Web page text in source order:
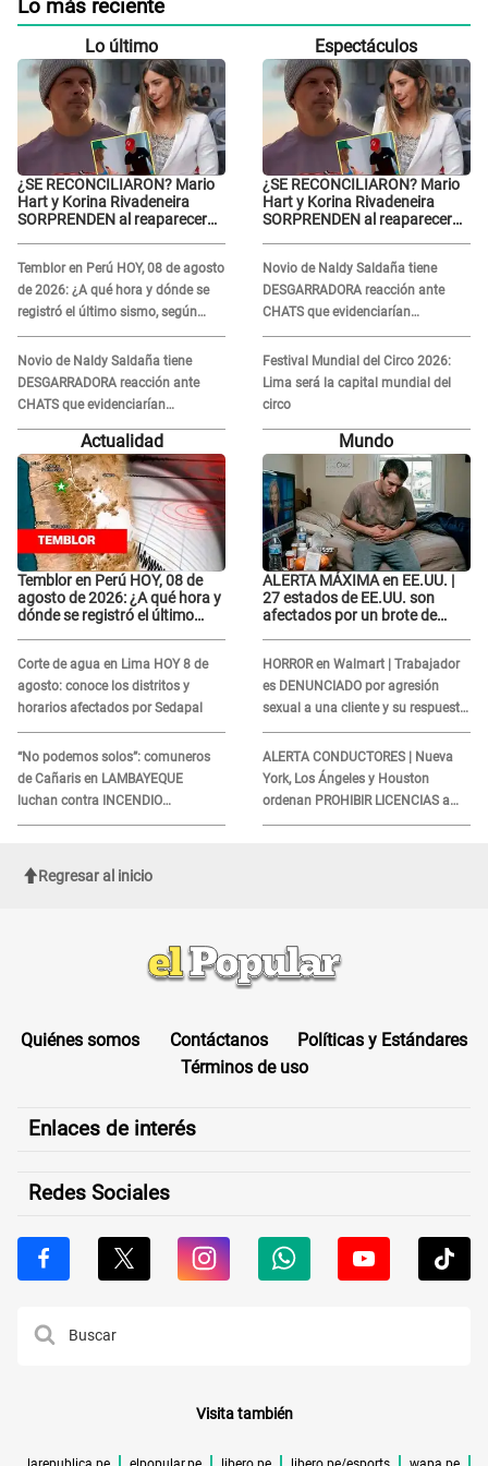
Lo más reciente
Lo último
¿SE RECONCILIARON? Mario
Hart y Korina Rivadeneira
SORPRENDEN al reaparecer
Temblor en Perú HOY, 08 de agosto
de 2026: ¿A qué hora y dónde se
registró el último sismo, según
IGP?
Novio de Naldy Saldaña tiene
DESGARRADORA reacción ante
CHATS que evidenciarían
INFIDELIDAD con animador de 'La
Bella Luz': "Se puso..."
Espectáculos
¿SE RECONCILIARON? Mario
Hart y Korina Rivadeneira
SORPRENDEN al reaparecer
Novio de Naldy Saldaña tiene
DESGARRADORA reacción ante
CHATS que evidenciarían
INFIDELIDAD con animador de 'La
Bella Luz': "Se puso..."
Festival Mundial del Circo 2026:
Lima será la capital mundial del
circo
Actualidad
Temblor en Perú HOY, 08 de
agosto de 2026: ¿A qué hora y
dónde se registró el último
Corte de agua en Lima HOY 8 de
agosto: conoce los distritos y
horarios afectados por Sedapal
“No podemos solos”: comuneros
de Cañaris en LAMBAYEQUE
luchan contra INCENDIO
FORESTAL que sigue avanzando
Mundo
ALERTA MÁXIMA en EE.UU. |
27 estados de EE.UU. son
afectados por un brote de
HORROR en Walmart | Trabajador
es DENUNCIADO por agresión
sexual a una cliente y su respuesta
INDIGNÓ A TODOS
ALERTA CONDUCTORES | Nueva
York, Los Ángeles y Houston
ordenan PROHIBIR LICENCIAS a
quienes no presenten ESTE
Regresar al inicio
Quiénes somos Contáctanos
Políticas y Estándares
Términos de uso
Enlaces de interés
Redes Sociales
Visita también